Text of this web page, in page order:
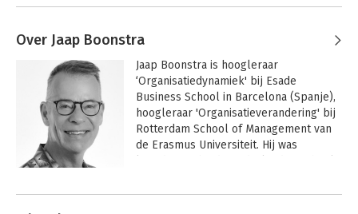
Over Jaap Boonstra
Jaap Boonstra is hoogleraar
‘Organisatiedynamiek' bij Esade
Business School in Barcelona (Spanje),
hoogleraar 'Organisatieverandering' bij
Rotterdam School of Management van
de Erasmus Universiteit. Hij was
was hij hoogleraar aan de Universiteit
Andere boeken door Jaap Boonstra